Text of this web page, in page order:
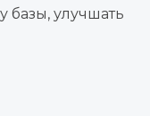
базы, улучшать